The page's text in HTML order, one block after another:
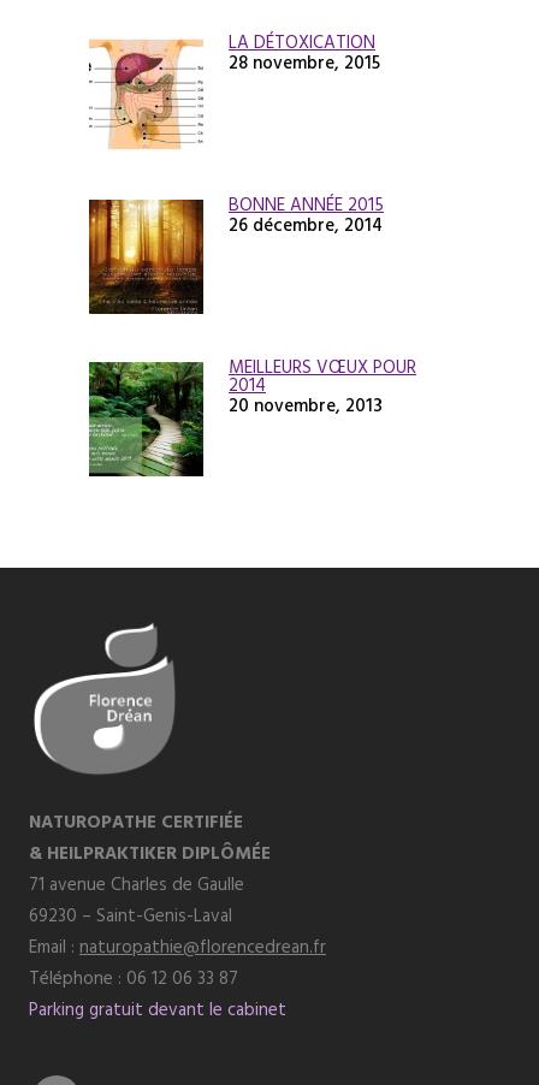
LA DÉTOXICATION
28 novembre, 2015
BONNE ANNÉE 2015
26 décembre, 2014
MEILLEURS VŒUX POUR
2014
20 novembre, 2013
NATUROPATHE CERTIFIÉE
& HEILPRAKTIKER DIPLÔMÉE
71 avenue Charles de Gaulle
69230 – Saint-Genis-Laval
Email : naturopathie@florencedrean.fr
Téléphone : 06 12 06 33 87
Parking gratuit devant le cabinet